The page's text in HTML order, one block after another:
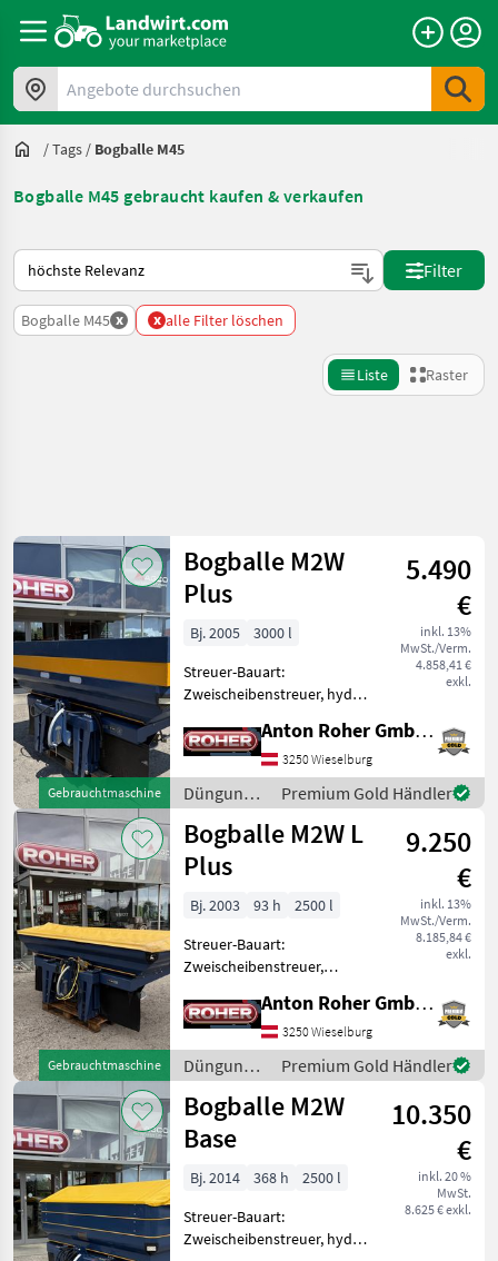
Angebote durchsuchen
/Tags / Bogballe M45
Bogballe M45 gebraucht kaufen & verkaufen
So wird auf Landwirt.com sortiert
Filter
Bogballe M45 x x alle Filter löschen
Liste Raster
Kategorie 2 Land Filter
AKTUELLER
PFAD
Bogballe
M45
KATEGORIE
WÄHLEN
Landtechnik
91
Kommunaltechnik
3
MARKTPLATZ
Marktplatz Händlerangebote Kleinanzeigen
Zurücksetzen
94
Ergebnisse
anzeigen
Gebrauchtmaschine
Bogballe M2W
Plus
5.490
€
inkl. 13%
MwSt./Verm.
4.858,41 €
exkl.
Bj. 2005
3000 l
Streuer-Bauart:
Zweischeibenstreuer, hydr.
Grenzstreueinrichtung,
Streumengenverstellung *
Kalibrator Zurf Terminal *
Gelenkwelle * Beleuchtung
* Siebgit
Anton Roher GmbH (ACA Center Roher)
3250 Wieselburg
Düngung
und
Beregnung
/ Bogballe
Premium Gold Händler
Gebrauchtmaschine
Bogballe M2W L
Plus
9.250
€
inkl. 13%
MwSt./Verm.
8.185,84 €
exkl.
Bj. 2003 93 h
2500 l
Streuer-Bauart:
Zweischeibenstreuer,
Streumengenverstellung *
Kalibrator Zurf
Bedienterminal *
Abdeckschwenkplane *
Siebgitter * mechanische
Anton Roher GmbH (ACA Center Roher)
3250 Wieselburg
Düngung
und
Beregnung
/ Bogballe
Premium Gold Händler
Bogballe M2W
Base
10.350
€
inkl. 20 %
MwSt.
8.625 € exkl.
Bj. 2014 368 h
2500 l
Streuer-Bauart:
Zweischeibenstreuer, hydr.